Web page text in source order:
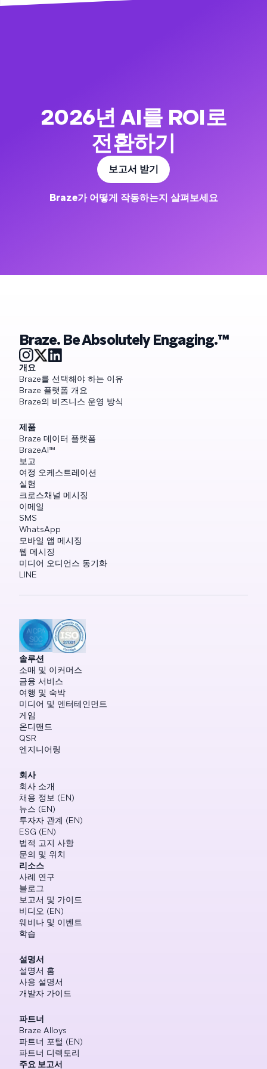
2026년 AI를 ROI로
전환하기
보고서 받기
Braze가 어떻게 작동하는지 살펴보세요
Braze. Be Absolutely Engaging.™
개요
Braze를 선택해야 하는 이유
Braze 플랫폼 개요
Braze의 비즈니스 운영 방식
제품
Braze 데이터 플랫폼
BrazeAI™
보고
여정 오케스트레이션
실험
크로스채널 메시징
이메일
SMS
WhatsApp
모바일 앱 메시징
웹 메시징
미디어 오디언스 동기화
LINE
솔루션
소매 및 이커머스
금융 서비스
여행 및 숙박
미디어 및 엔터테인먼트
게임
온디맨드
QSR
엔지니어링
회사
회사 소개
채용 정보 (EN)
뉴스 (EN)
투자자 관계 (EN)
ESG (EN)
법적 고지 사항
문의 및 위치
리소스
사례 연구
블로그
보고서 및 가이드
비디오 (EN)
웨비나 및 이벤트
학습
설명서
설명서 홈
사용 설명서
개발자 가이드
파트너
Braze Alloys
파트너 포털 (EN)
파트너 디렉토리
주요 보고서